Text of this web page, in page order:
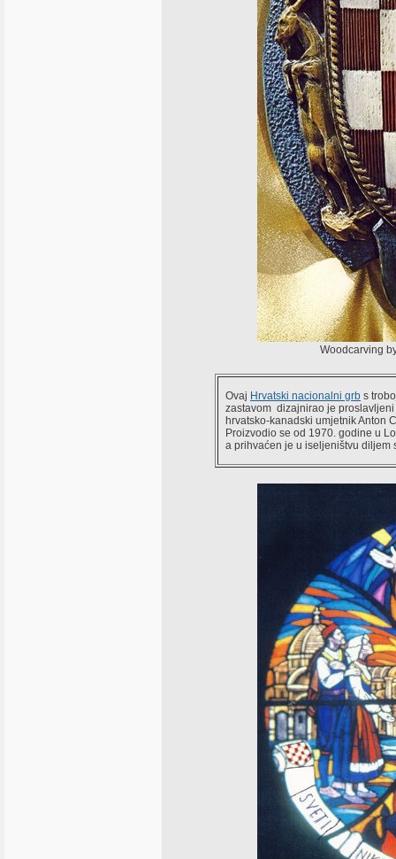
Woodcarving
Ovaj Hrvatski nacionalni grb s
zastavom dizajnirao je proslavljeni
hrvatsko-kanadski umjetnik Anton
Proizvodio se od 1970. godine u
a prihvaćen je u iseljeništvu diljem